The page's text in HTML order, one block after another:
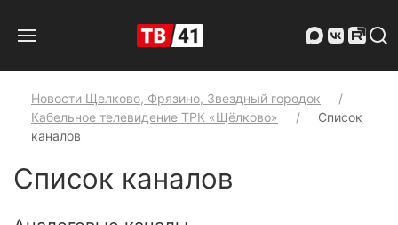
Новости Щелково, Фрязино, Звездный городок
Кабельное телевидение ТРК «Щёлково»
Список
каналов
Список каналов